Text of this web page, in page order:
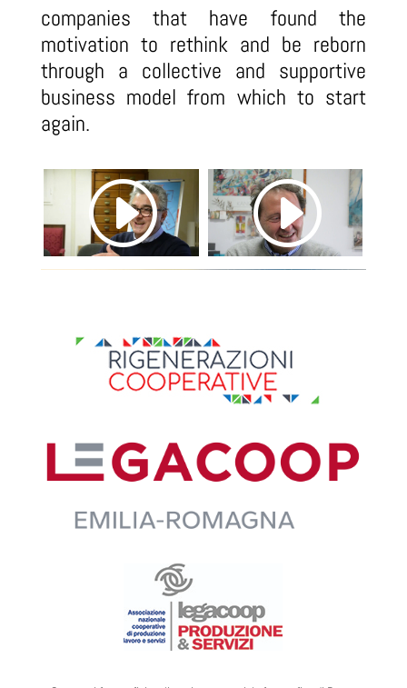
companies that have found the
motivation to rethink and be reborn
through a collective and supportive
business model from which to start
again.